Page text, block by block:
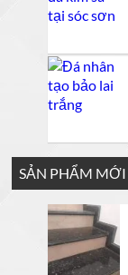
SẢN PHẨM MỚI